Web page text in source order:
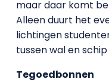
maar daar komt
Alleen duurt het
lichtingen
tussen wal en
Tegoedbonnen